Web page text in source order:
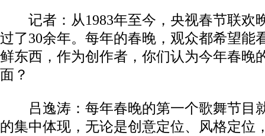
记者：从1983年至今，央视春节联欢
过了30余年。每年的春晚，观众都希望能
鲜东西，作为创作者，你们认为今年春晚
面？
吕逸涛：每年春晚的第一个歌舞节目
的集中体现，无论是创意定位、风格定位